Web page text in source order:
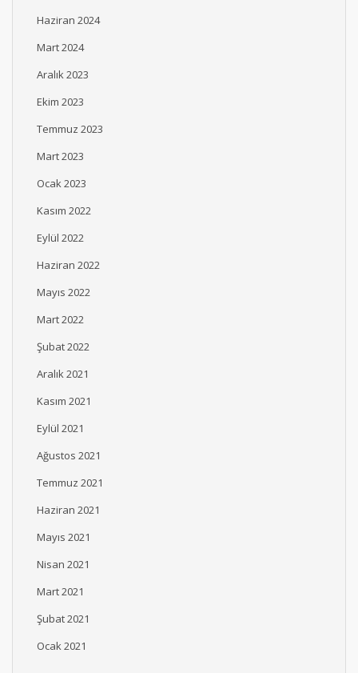
Haziran 2024
Mart 2024
Aralık 2023
Ekim 2023
Temmuz 2023
Mart 2023
Ocak 2023
Kasım 2022
Eylül 2022
Haziran 2022
Mayıs 2022
Mart 2022
Şubat 2022
Aralık 2021
Kasım 2021
Eylül 2021
Ağustos 2021
Temmuz 2021
Haziran 2021
Mayıs 2021
Nisan 2021
Mart 2021
Şubat 2021
Ocak 2021